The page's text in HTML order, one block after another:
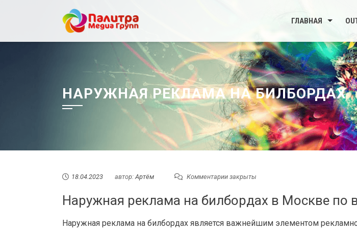
ГЛАВНАЯ
НАРУЖНАЯ РЕКЛАМА НА БИЛБОРДАХ
18.04.2023 автор:Артём Комментарии закрыты
Наружная реклама на билбордах в Москве по
Наружная реклама на билбордах является важнейшим элементом